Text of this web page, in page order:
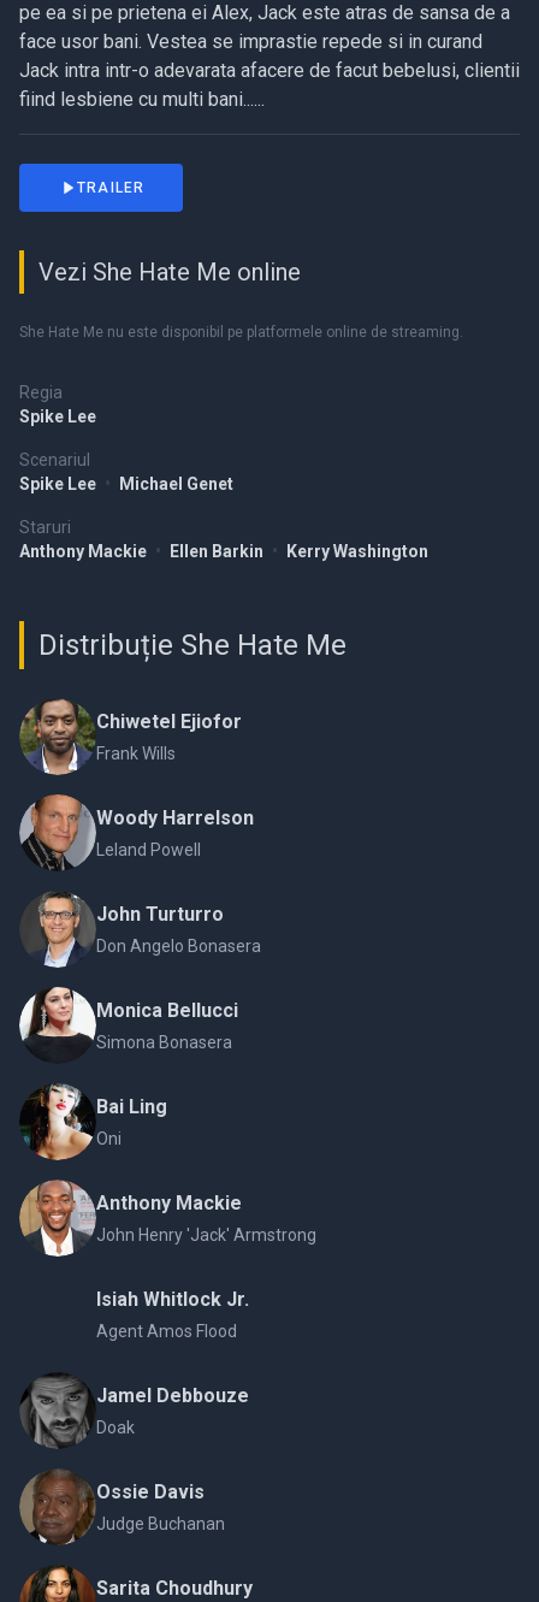
pe ea si pe prietena ei Alex, Jack este atras de sansa de a
face usor bani. Vestea se imprastie repede si in curand
Jack intra intr-o adevarata afacere de facut bebelusi, clientii
fiind lesbiene cu multi bani......
Regia
Spike Lee
Scenariul
Spike Lee • Michael Genet
Staruri
Anthony Mackie • Ellen Barkin • Kerry Washington
TRAILER
Vezi She Hate Me online
She Hate Me nu este disponibil pe platformele online de streaming.
Distribuție She Hate Me
Chiwetel Ejiofor
Frank Wills
Woody Harrelson
Leland Powell
John Turturro
Don Angelo Bonasera
Monica Bellucci
Simona Bonasera
Bai Ling
Oni
Anthony Mackie
John Henry 'Jack' Armstrong
Isiah Whitlock Jr.
Agent Amos Flood
Jamel Debbouze
Doak
Ossie Davis
Judge Buchanan
Sarita Choudhury